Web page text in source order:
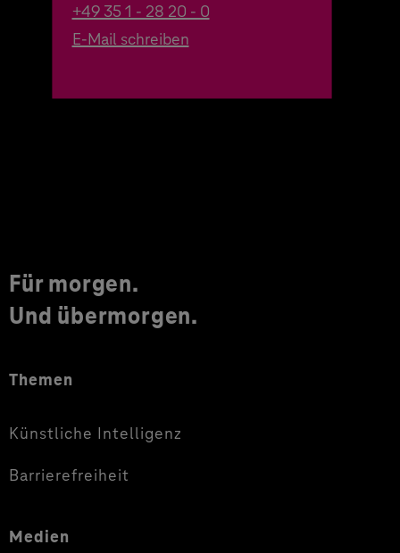
+49 35 1 - 28 20 - 0
E-Mail schreiben
Für morgen.
Und übermorgen.
Themen
Künstliche Intelligenz
Barrierefreiheit
Medien